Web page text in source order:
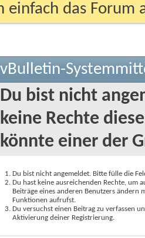
einfach das
vBulletin-
Du bist nicht
keine Rechte
könnte einer der
Du bist nicht angemeldet. Bitte fülle die
Du hast keine ausreichenden Rechte, um
Beiträge eines anderen Benutzers
Funktionen aufrufst.
Du versuchst einen Beitrag zu verfassen
Aktivierung deiner Registrierung.